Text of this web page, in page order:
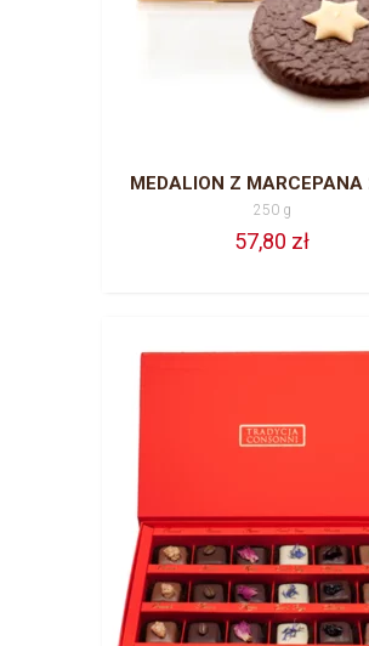
MEDALION Z MARCEPANA
250 g
57,80 zł